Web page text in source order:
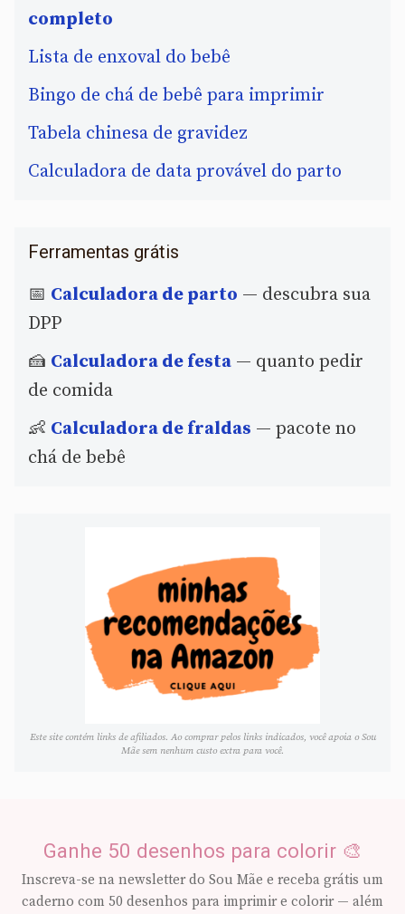
completo
Lista de enxoval do bebê
Bingo de chá de bebê para imprimir
Tabela chinesa de gravidez
Calculadora de data provável do parto
Ferramentas grátis
📅 Calculadora de parto — descubra sua
DPP
🍰 Calculadora de festa — quanto pedir
de comida
👶 Calculadora de fraldas — pacote no
chá de bebê
Este site contém links de afiliados. Ao comprar pelos links indicados, você apoia o Sou
Mãe sem nenhum custo extra para você.
Ganhe 50 desenhos para colorir 🎨
Inscreva-se na newsletter do Sou Mãe e receba grátis um
caderno com 50 desenhos para imprimir e colorir — além